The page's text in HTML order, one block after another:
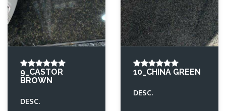
9_CASTOR
BROWN
DESC.
10_CHINA GREEN
DESC.